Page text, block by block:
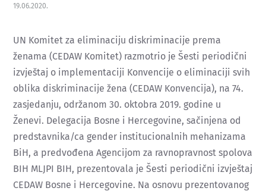
19.06.2020.
UN Komitet za eliminaciju diskriminacije prema
ženama (CEDAW Komitet) razmotrio je Šesti periodični
izvještaj o implementaciji Konvencije o eliminaciji svih
oblika diskriminacije žena (CEDAW Konvencija), na 74.
zasjedanju, održanom 30. oktobra 2019. godine u
Ženevi. Delegacija Bosne i Hercegovine, sačinjena od
predstavnika/ca gender institucionalnih mehanizama
BiH, a predvođena Agencijom za ravnopravnost spolova
BIH MLJPI BIH, prezentovala je Šesti periodični izvještaj
CEDAW Bosne i Hercegovine. Na osnovu prezentovanog